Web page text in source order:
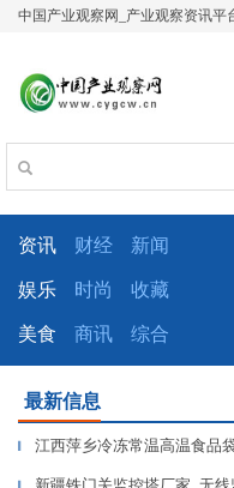
中国产业观察网_产业观察资讯平
资讯 财经 新闻
娱乐 时尚 收藏
美食 商讯 综合
最新信息
▎ 江西萍乡冷冻常温高温食品